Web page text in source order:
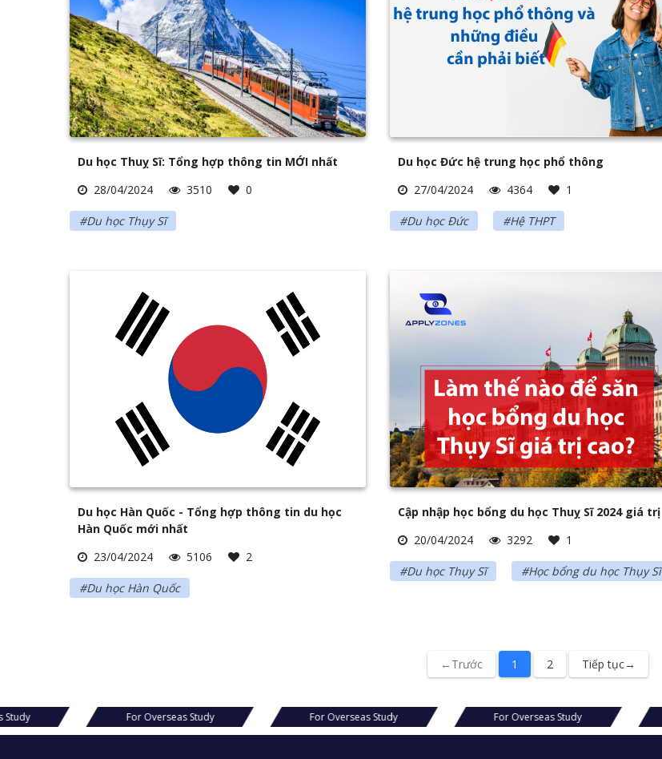
Du học Thuỵ Sĩ: Tổng hợp thông tin MỚI nhất
28/04/2024
3510 0
#Du học Thụy Sĩ
Du học Đức hệ trung học phổ thông
27/04/2024
4364 1
#Du học Đức #Hệ THPT
Du học Hàn Quốc - Tổng hợp thông tin du học
Hàn Quốc mới nhất
23/04/2024
5106 2
#Du học Hàn Quốc
Cập nhập học bổng du học Thuỵ Sĩ 2024 giá trị
20/04/2024
3292 1
#Du học Thụy Sĩ #Học bổng du học Thụy Sĩ
←Trước 1 2 Tiếp tục→
Study For Overseas Study For Overseas Study For Overseas Study